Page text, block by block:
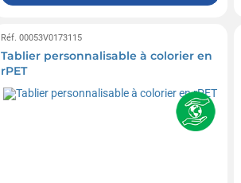
Réf. 00053V0173115
Tablier personnalisable à colorier en
rPET